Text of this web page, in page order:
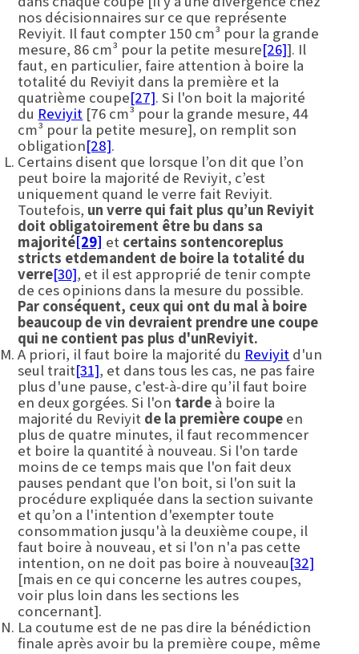
nos décisionnaires sur ce que représente
Reviyit. Il faut compter 150 cm³ pour la grande
mesure, 86 cm³ pour la petite mesure[26]]. Il
faut, en particulier, faire attention à boire la
totalité du Reviyit dans la première et la
quatrième coupe[27]. Si l'on boit la majorité
du Reviyit [76 cm³ pour la grande mesure, 44
cm³ pour la petite mesure], on remplit son
obligation[28].
Certains disent que lorsque l’on dit que l’on
peut boire la majorité de Reviyit, c’est
uniquement quand le verre fait Reviyit.
Toutefois, un verre qui fait plus qu’un Reviyit
doit obligatoirement être bu dans sa
majorité[29] et certains sontencoreplus
stricts etdemandent de boire la totalité du
verre[30], et il est approprié de tenir compte
de ces opinions dans la mesure du possible.
Par conséquent, ceux qui ont du mal à boire
beaucoup de vin devraient prendre une coupe
qui ne contient pas plus d'unReviyit.
A priori, il faut boire la majorité du Reviyit d'un
seul trait[31], et dans tous les cas, ne pas faire
plus d'une pause, c'est-à-dire qu’il faut boire
en deux gorgées. Si l'on tarde à boire la
majorité du Reviyit de la première coupe en
plus de quatre minutes, il faut recommencer
et boire la quantité à nouveau. Si l'on tarde
moins de ce temps mais que l'on fait deux
pauses pendant que l'on boit, si l'on suit la
procédure expliquée dans la section suivante
et qu’on a l'intention d'exempter toute
consommation jusqu'à la deuxième coupe, il
faut boire à nouveau, et si l'on n'a pas cette
intention, on ne doit pas boire à nouveau[32]
[mais en ce qui concerne les autres coupes,
voir plus loin dans les sections les
concernant].
La coutume est de ne pas dire la bénédiction
finale après avoir bu la première coupe, même